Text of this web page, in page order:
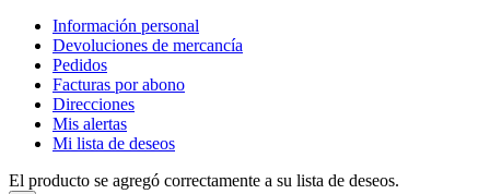
Información personal
Devoluciones de mercancía
Pedidos
Facturas por abono
Direcciones
Mis alertas
Mi lista de deseos
El producto se agregó correctamente a su lista de deseos.